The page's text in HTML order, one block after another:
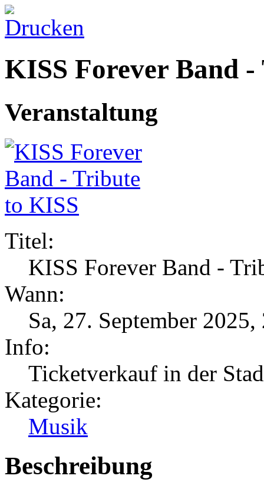
KISS Forever Band
Veranstaltung
Titel:
KISS Forever Band -
Wann:
Sa, 27. September 2025,
Info:
Ticketverkauf in der
Kategorie:
Musik
Beschreibung